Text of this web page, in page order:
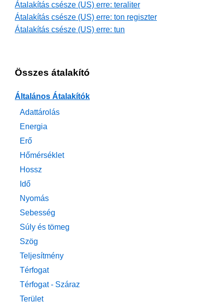
Átalakítás csésze (US) erre: teraliter
Átalakítás csésze (US) erre: ton regiszter
Átalakítás csésze (US) erre: tun
Összes átalakító
Általános Átalakítók
Adattárolás
Energia
Erő
Hőmérséklet
Hossz
Idő
Nyomás
Sebesség
Súly és tömeg
Szög
Teljesítmény
Térfogat
Térfogat - Száraz
Terület